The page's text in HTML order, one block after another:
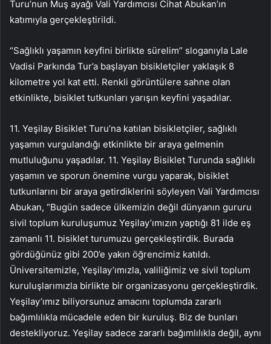
Turu’nun Muş ayağı Vali Yardımcısı Cihat Abukan’ın
katımıyla gerçekleştirildi.
“Sağlıklı yaşamın keyfini birlikte sürelim” sloganıyla Lale
Vadisi Parkında Tur’a başlayan bisikletçiler yaklaşık 8
kilometre yol kat etti. Renkli görüntülere sahne olan
etkinlikte, bisiklet tutkunları yarışın keyfini yaşadılar.
11. Yeşilay Bisiklet Turu’na katılan bisikletçiler, sağlıklı
yaşamın vurgulandığı etkinlikte bir araya gelmenin
mutluluğunu yaşadılar. 11. Yeşilay Bisiklet Turunda sağlıklı
yaşamın ve sporun önemine vurgu yaparak, bisiklet
tutkunlarını bir araya getirdiklerini söyleyen Vali Yardımcısı
Abukan, “Bugün sadece ülkemizin değil dünyanın gururu
sivil toplum kuruluşumuz Yeşilay’ımızın yaptığı 81 ilde eş
zamanlı 11. bisiklet turumuzu gerçekleştirdik. Burada
gördüğünüz gibi 200’e yakın öğrencimiz katıldı.
Üniversitemizle, Yeşilay’ımızla, valiliğimiz ve sivil toplum
kuruluşlarımızla birlikte bir organizasyonu gerçekleştirdik.
Yeşilay’ımız biliyorsunuz amacını toplumda zararlı
bağımlılıkla mücadele eden bir kuruluş. Biz de bunları
destekliyoruz. Yeşilay sadece zararlı bağımlılıkla değil, aynı